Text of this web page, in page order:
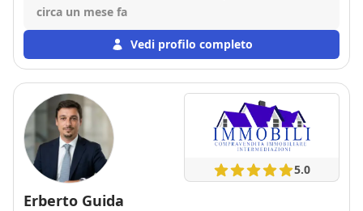
vendita. Lo raccomando a chiunque voglia vendere il
circa un mese fa
Vedi profilo completo
5.0
Erberto Guida